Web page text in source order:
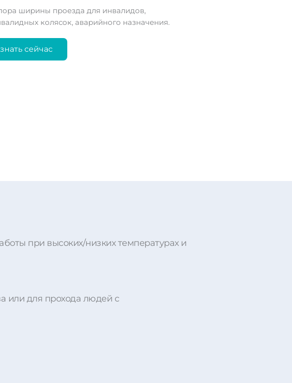
ширины проезда для инвалидов,
колясок, аварийного назначения.
сейчас
при высоких/низких температурах и
или для прохода людей с